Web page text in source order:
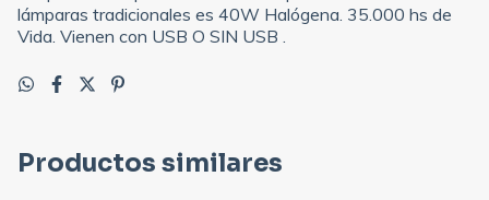
lámparas tradicionales es 40W Halógena. 35.000 hs de
Vida. Vienen con USB O SIN USB .
Productos similares